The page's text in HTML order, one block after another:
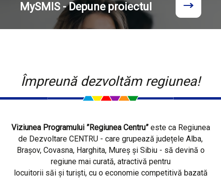
MySMIS - Depune proiectul
Împreună dezvoltăm regiunea!
Viziunea Programului ”Regiunea Centru”este ca Regiunea
de Dezvoltare CENTRU - care grupează județele Alba,
Brașov, Covasna, Harghita, Mureș și Sibiu - să devină o
regiune mai curată, atractivă pentru
locuitorii săi și turiști, cu o economie competitivă bazată